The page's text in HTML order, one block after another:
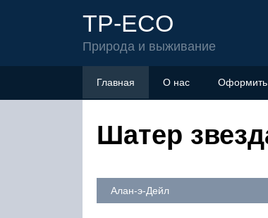
TP-ECO
Природа и выживание
Главная О нас Оформить
Шатер
Алан-э-Дейл